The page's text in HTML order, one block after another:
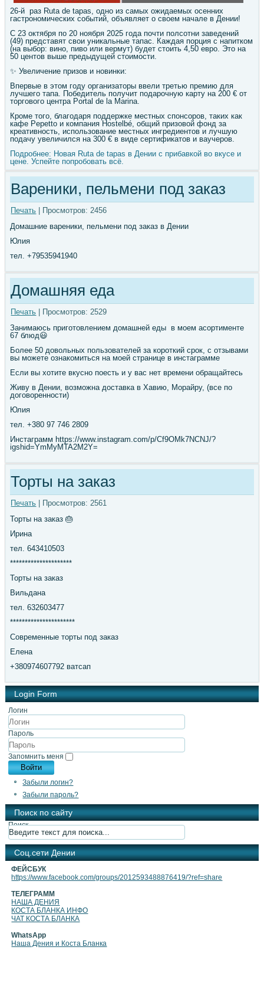
26-й раз Ruta de tapas, одно из самых ожидаемых осенних
гастрономических событий, объявляет о своем начале в Дении!
С 23 октября по 20 ноября 2025 года почти полсотни заведений
(49) представят свои уникальные тапас. Каждая порция с напитком
(на выбор: вино, пиво или вермут) будет стоить 4,50 евро. Это на
50 центов выше предыдущей стоимости.
✨ Увеличение призов и новинки:
Впервые в этом году организаторы ввели третью премию для
лучшего тапа. Победитель получит подарочную карту на 200 € от
торгового центра Portal de la Marina.
Кроме того, благодаря поддержке местных спонсоров, таких как
кафе Pepetto и компания Hostelbé, общий призовой фонд за
креативность, использование местных ингредиентов и лучшую
подачу увеличился на 300 € в виде сертификатов и ваучеров.
Подробнее: Новая Ruta de tapas в Дении с прибавкой во вкусе и
цене. Успейте попробовать всё.
Вареники, пельмени под заказ
Печать | Просмотров: 2456
Домашние вареники, пельмени под заказ в Дении
Юлия
тел. +79535941940
Домашняя еда
Печать | Просмотров: 2529
Занимаюсь приготовлением домашней еды в моем асортименте
67 блюд😃
Более 50 довольных пользователей за короткий срок, с отзывами
вы можете ознакомиться на моей странице в инстаграмме
Если вы хотите вкусно поесть и у вас нет времени обращайтесь
Живу в Дении, возможна доставка в Хавию, Морайру, (все по
договоренности)
Юлия
тел. +380 97 746 2809
Инстаграмм https://www.instagram.com/p/Cf9OMk7NCNJ/?
igshid=YmMyMTA2M2Y=
Торты на заказ
Печать | Просмотров: 2561
Торты на заказ 🎂
Ирина
тел. 643410503
*********************
Торты на заказ
Вильдана
тел. 632603477
**********************
Современные торты под заказ
Елена
+380974607792 ватсап
Login Form
Логин
Пароль
Запомнить меня
Войти
Забыли логин?
Забыли пароль?
Поиск по сайту
Поиск
Cоц.сети Дении
ФЕЙСБУК
https://www.facebook.com/groups/2012593488876419/?ref=share
ТЕЛЕГРАММ
НАША ДЕНИЯ
КОСТА БЛАНКА ИНФО
ЧАТ КОСТА БЛАНКА
WhatsApp
Наша Дения и Коста Бланка